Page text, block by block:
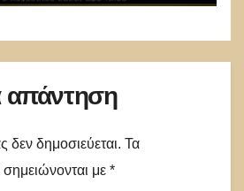
απάντηση
δεν δημοσιεύεται. Τα
με *